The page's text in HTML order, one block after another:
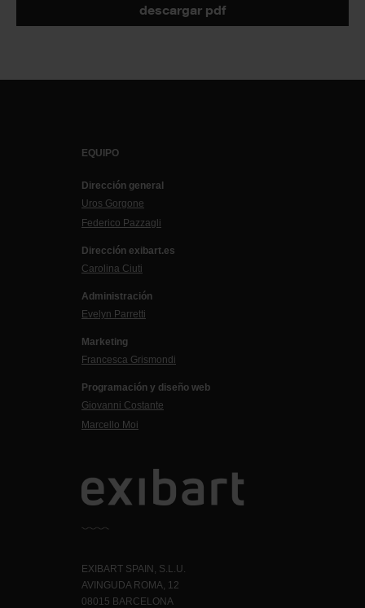
descargar pdf
EQUIPO
Dirección general
Uros Gorgone
Federico Pazzagli
Dirección exibart.es
Carolina Ciuti
Administración
Evelyn Parretti
Marketing
Francesca Grismondi
Programación y diseño web
Giovanni Costante
Marcello Moi
EXIBART SPAIN, S.L.U.
AVINGUDA ROMA, 12
08015 BARCELONA